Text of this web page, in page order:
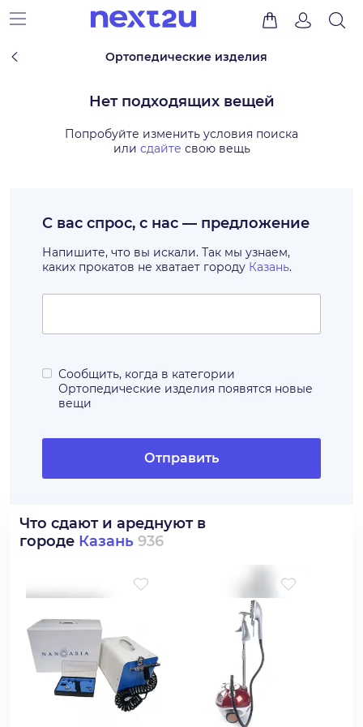
Ортопедические изделия
Нет подходящих вещей
Попробуйте изменить условия поиска
или сдайте свою вещь
С вас спрос, с нас — предложение
Напишите, что вы искали. Так мы узнаем,
каких прокатов не хватает городу Казань.
Сообщить, когда в категории
Ортопедические изделия появятся новые
вещи
Отправить
Что сдают и ареднуют в
городе Казань 936